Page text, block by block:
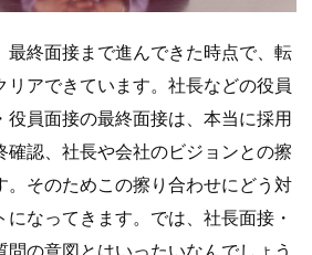
最終面接まで進んできた時点で、転
リアできています。社長などの役員
役員面接の最終面接は、本当に採用
確認、社長や会社のビジョンとの擦
。そのためこの擦り合わせにどう対
なってきます。では、社長面接・
の意図とはいったいなんでしょう